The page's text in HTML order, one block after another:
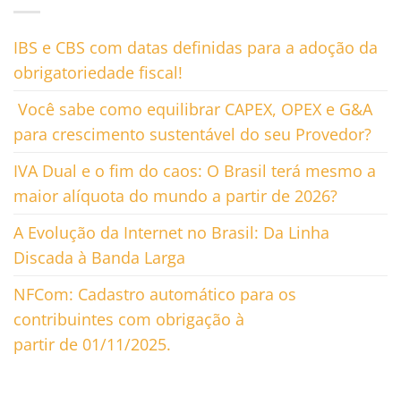
IBS e CBS com datas definidas para a adoção da
obrigatoriedade fiscal!
Você sabe como equilibrar CAPEX, OPEX e G&A
para crescimento sustentável do seu Provedor?
IVA Dual e o fim do caos: O Brasil terá mesmo a
maior alíquota do mundo a partir de 2026?
A Evolução da Internet no Brasil: Da Linha
Discada à Banda Larga
NFCom: Cadastro automático para os
contribuintes com obrigação à
partir de 01/11/2025.